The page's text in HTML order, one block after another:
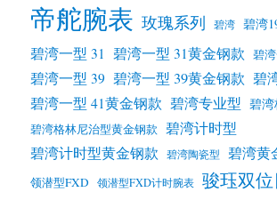
帝舵腕表 玫瑰系列 碧湾 碧湾
碧湾一型 31 碧湾一型 31黄金钢款 碧
碧湾一型 39 碧湾一型 39黄金钢款 碧
碧湾一型 41黄金钢款 碧湾专业型 碧
碧湾格林尼治型黄金钢款 碧湾计时型
碧湾计时型黄金钢款 碧湾陶瓷型 碧湾黄
领潜型FXD 领潜型FXD计时腕表 骏珏双